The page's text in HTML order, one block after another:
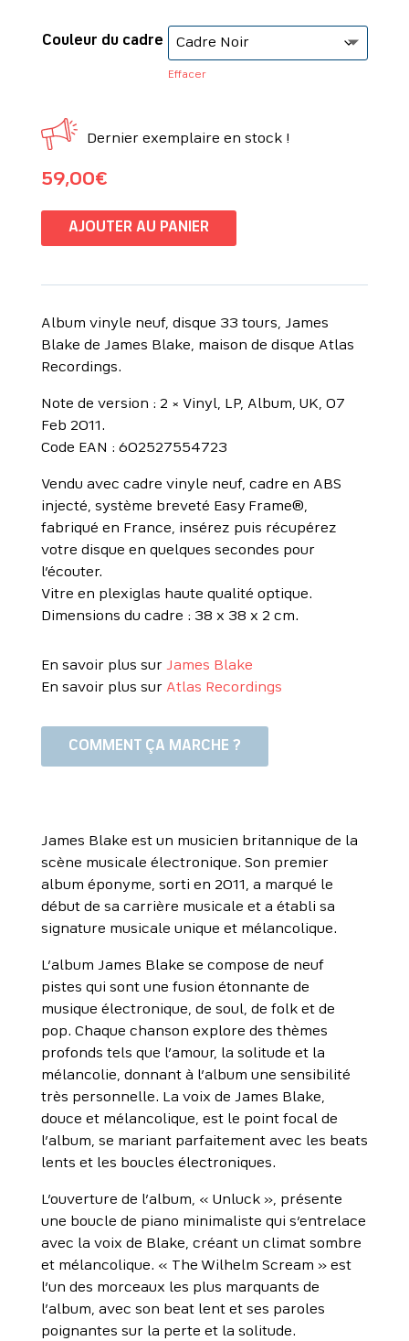
Couleur du cadre
Effacer
Dernier exemplaire en stock !
59,00€
AJOUTER AU PANIER
Album vinyle neuf, disque 33 tours, James
Blake de James Blake, maison de disque Atlas
Recordings.
Note de version : 2 × Vinyl, LP, Album, UK, 07
Feb 2011.
Code EAN : 602527554723
Vendu avec cadre vinyle neuf, cadre en ABS
injecté, système breveté Easy Frame®,
fabriqué en France, insérez puis récupérez
votre disque en quelques secondes pour
l’écouter.
Vitre en plexiglas haute qualité optique.
Dimensions du cadre : 38 x 38 x 2 cm.
En savoir plus sur James Blake
En savoir plus sur Atlas Recordings
COMMENT ÇA MARCHE ?
James Blake est un musicien britannique de la
scène musicale électronique. Son premier
album éponyme, sorti en 2011, a marqué le
début de sa carrière musicale et a établi sa
signature musicale unique et mélancolique.
L’album James Blake se compose de neuf
pistes qui sont une fusion étonnante de
musique électronique, de soul, de folk et de
pop. Chaque chanson explore des thèmes
profonds tels que l’amour, la solitude et la
mélancolie, donnant à l’album une sensibilité
très personnelle. La voix de James Blake,
douce et mélancolique, est le point focal de
l’album, se mariant parfaitement avec les beats
lents et les boucles électroniques.
L’ouverture de l’album, « Unluck », présente
une boucle de piano minimaliste qui s’entrelace
avec la voix de Blake, créant un climat sombre
et mélancolique. « The Wilhelm Scream » est
l’un des morceaux les plus marquants de
l’album, avec son beat lent et ses paroles
poignantes sur la perte et la solitude.